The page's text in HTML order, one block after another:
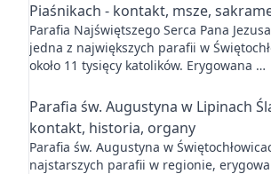
Piaśnikach - kontakt, msze,
Parafia Najświętszego Serca Pana
jedna z największych parafii w
około 11 tysięcy katolików. Erygowana …
Parafia św. Augustyna w Lipinach
kontakt, historia, organy
Parafia św. Augustyna w
najstarszych parafii w regionie,